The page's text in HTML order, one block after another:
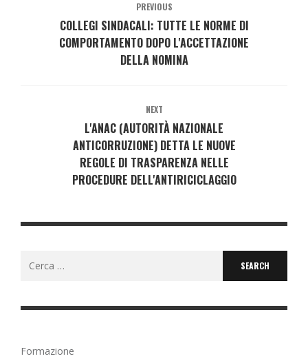
PREVIOUS
COLLEGI SINDACALI: TUTTE LE NORME DI
COMPORTAMENTO DOPO L'ACCETTAZIONE
DELLA NOMINA
NEXT
L'ANAC (AUTORITÀ NAZIONALE
ANTICORRUZIONE) DETTA LE NUOVE
REGOLE DI TRASPARENZA NELLE
PROCEDURE DELL'ANTIRICICLAGGIO
Formazione